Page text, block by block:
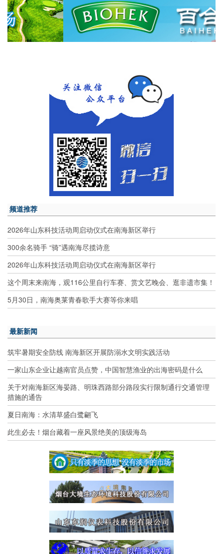
频道推荐
2026年山东科技活动周启动仪式在南海新区举行
300余名骑手 “骑”遇南海尽揽诗意
2026年山东科技活动周启动仪式在南海新区举行
这个周末来南海，观116公里自行车赛、赏文艺晚会、逛非遗市集！
5月30日，南海奥莱青春歌手大赛等你来唱
最新新闻
筑牢暑期安全防线 南海新区开展防溺水文明实践活动
一家山东企业让越南官员点赞，中国智慧渔业的出海密码是什么
关于对南海新区海晏路、明珠西路部分路段实行限制通行交通管理
措施的通告
夏日南海：水清草盛白鹭翩飞
此生必去！烟台藏着一座风景绝美的顶级海岛